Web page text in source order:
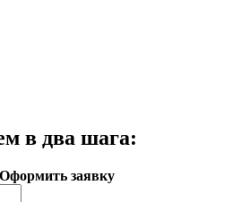
в два шага:
заявку